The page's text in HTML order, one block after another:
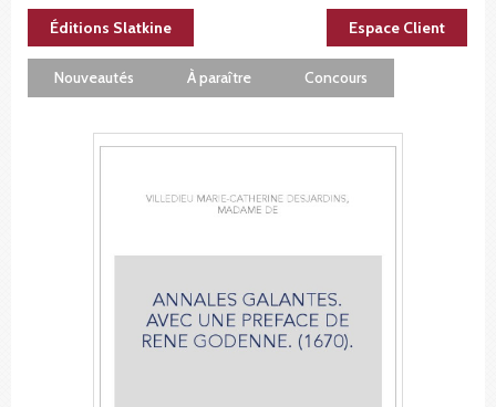
Éditions Slatkine Espace Client
Nouveautés À paraître Concours